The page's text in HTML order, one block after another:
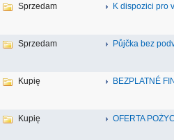
Sprzedam K dispozici pro
Sprzedam Půjčka bez
Kupię BEZPLATNÉ
Kupię OFERTA